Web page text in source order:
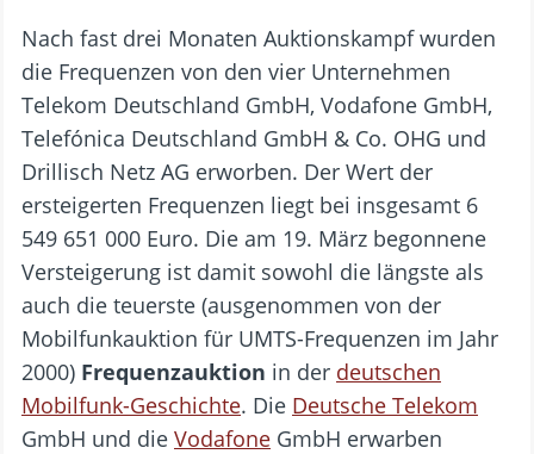
Nach fast drei Monaten Auktionskampf wurden
die Frequenzen von den vier Unternehmen
Telekom Deutschland GmbH, Vodafone GmbH,
Telefónica Deutschland GmbH & Co. OHG und
Drillisch Netz AG erworben. Der Wert der
ersteigerten Frequenzen liegt bei insgesamt 6
549 651 000 Euro. Die am 19. März begonnene
Versteigerung ist damit sowohl die längste als
auch die teuerste (ausgenommen von der
Mobilfunkauktion für UMTS-Frequenzen im Jahr
2000) Frequenzauktion in der deutschen
Mobilfunk-Geschichte. Die Deutsche Telekom
GmbH und die Vodafone GmbH erwarben